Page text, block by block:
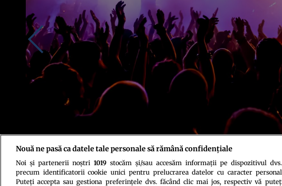
Foto: Shutterstock
Nouă ne pasă ca datele tale personale să rămână confidențiale
Noi și partenerii noștri 1019stocăm și/sau accesăm informații pe dispozitivul
precum identificatorii cookie unici pentru prelucrarea datelor cu caracter
Puteți accepta sau gestiona preferințele dvs. făcând clic mai jos, respectiv vă